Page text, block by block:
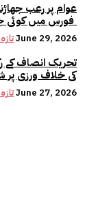
عوام پر رعب
June 29, 2026
تحریک انصاف کے
کی خلاف ورزی پر
June 27, 2026